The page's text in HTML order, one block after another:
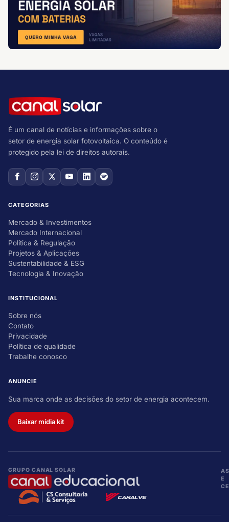
É um canal de notícias e informações sobre o
setor de energia solar fotovoltaica. O conteúdo é
protegido pela lei de direitos autorais.
CATEGORIAS
Mercado & Investimentos
Mercado Internacional
Política & Regulação
Projetos & Aplicações
Sustentabilidade & ESG
Tecnologia & Inovação
INSTITUCIONAL
Sobre nós
Contato
Privacidade
Política de qualidade
Trabalhe conosco
ANUNCIE
Sua marca onde as decisões do setor de energia acontecem.
Baixar mídia kit
GRUPO CANAL SOLAR
E